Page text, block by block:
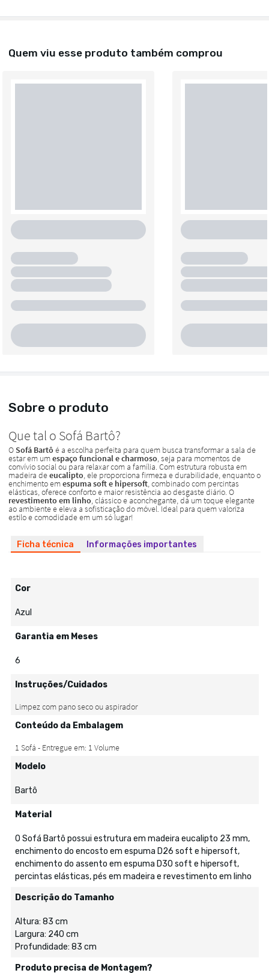
Quem viu esse produto também comprou
Sobre o produto
Ficha técnica Informações importantes
Cor
Azul
Garantia em Meses
6
Instruções/Cuidados
Conteúdo da Embalagem
Modelo
Bartô
Material
O Sofá Bartô possui estrutura em madeira eucalipto 23 mm,
enchimento do encosto em espuma D26 soft e hipersoft,
enchimento do assento em espuma D30 soft e hipersoft,
percintas elásticas, pés em madeira e revestimento em linho
Descrição do Tamanho
Altura: 83 cm
Largura: 240 cm
Profundidade: 83 cm
Produto precisa de Montagem?